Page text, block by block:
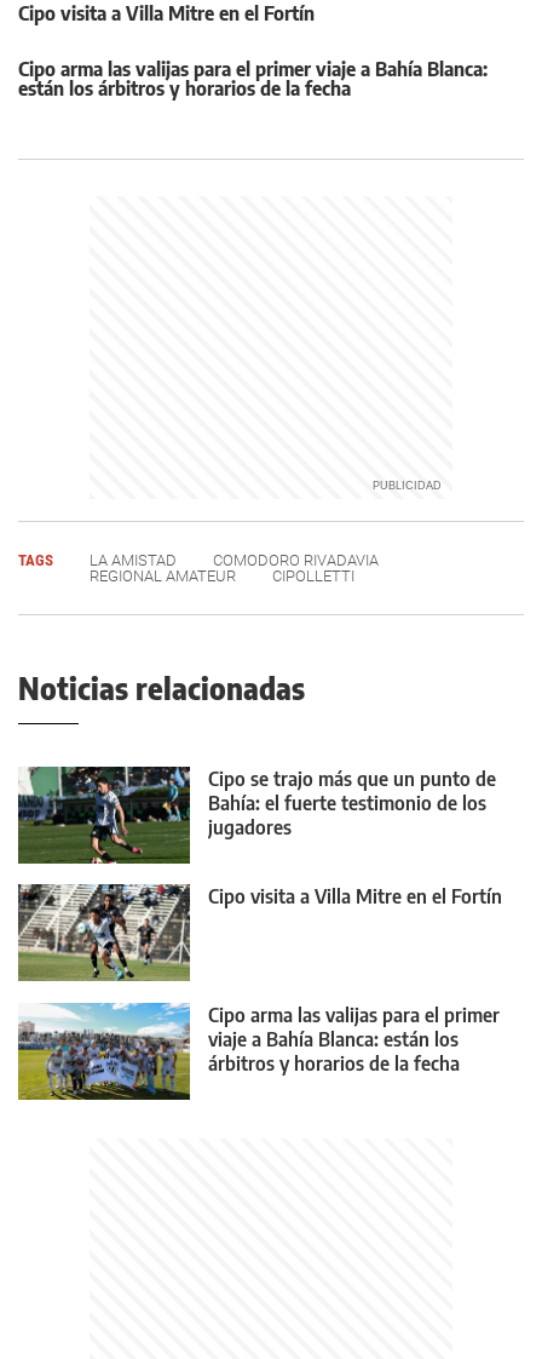
Cipo visita a Villa Mitre en el Fortín
Cipo arma las valijas para el primer viaje a Bahía Blanca:
están los árbitros y horarios de la fecha
TAGS LA AMISTAD
COMODORO RIVADAVIA
REGIONAL AMATEUR
CIPOLLETTI
Noticias relacionadas
Cipo se trajo más que un punto de
Bahía: el fuerte testimonio de los
jugadores
Cipo visita a Villa Mitre en el Fortín
Cipo arma las valijas para el primer
viaje a Bahía Blanca: están los
árbitros y horarios de la fecha